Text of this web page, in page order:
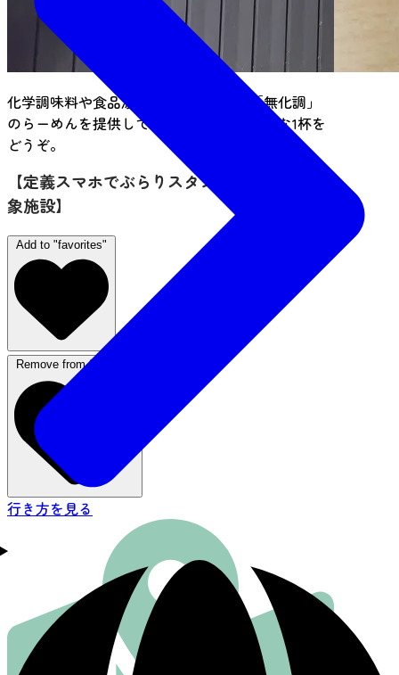
化学調味料や食品添加物を使用しない「無化調」
のらーめんを提供しています。安心で安全な1杯を
どうぞ。
【定義スマホでぶらりスタンプラリー 利用対
象施設】
Add to "favorites"
Remove from favorites
行き方を見る